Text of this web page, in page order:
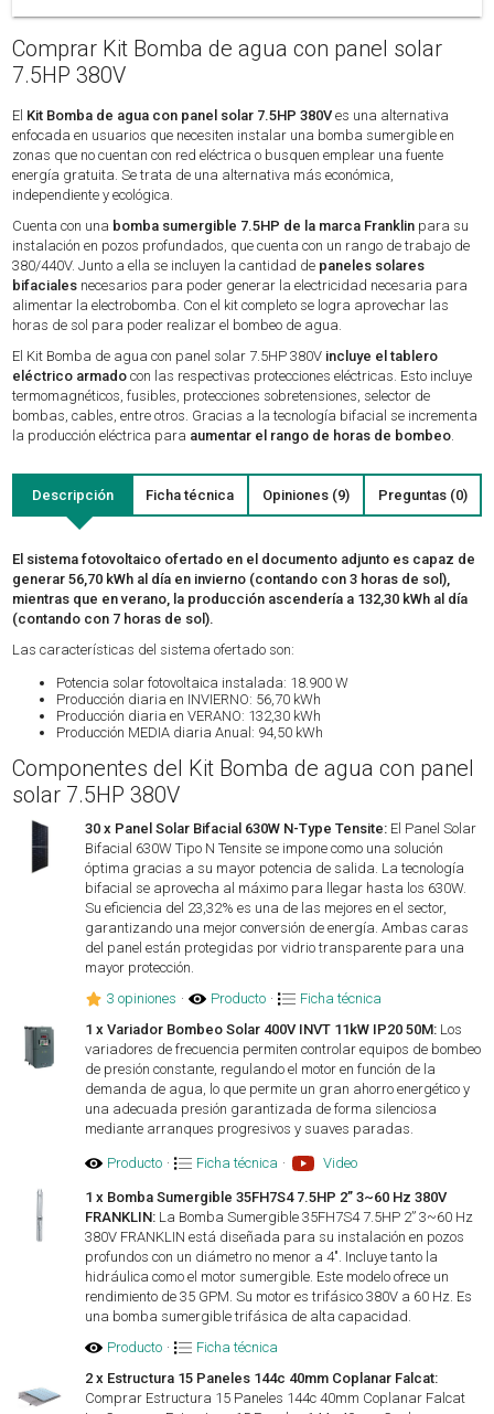
Comprar Kit Bomba de agua con panel solar
7.5HP 380V
El Kit Bomba de agua con panel solar 7.5HP 380Ves una alternativa
enfocada en usuarios que necesiten instalar una bomba sumergible en
zonas que no cuentan con red eléctrica o busquen emplear una fuente
energía gratuita. Se trata de una alternativa más económica,
independiente y ecológica.
Cuenta con una bomba sumergible 7.5HP de la marca Franklin para su
instalación en pozos profundados, que cuenta con un rango de trabajo de
380/440V. Junto a ella se incluyen la cantidad de paneles solares
bifaciales necesarios para poder generar la electricidad necesaria para
alimentar la electrobomba. Con el kit completo se logra aprovechar las
horas de sol para poder realizar el bombeo de agua.
El Kit Bomba de agua con panel solar 7.5HP 380V incluye el tablero
eléctrico armadocon las respectivas protecciones eléctricas. Esto incluye
termomagnéticos, fusibles, protecciones sobretensiones, selector de
bombas, cables, entre otros. Gracias a la tecnología bifacial se incrementa
la producción eléctrica para aumentar el rango de horas de bombeo.
Descripción Ficha técnica Opiniones (9) Preguntas (0)
El sistema fotovoltaico ofertado en el documento adjunto es capaz de
generar 56,70 kWh al día en invierno (contando con 3 horas de sol),
mientras que en verano, la producción ascendería a 132,30 kWh al día
(contando con 7 horas de sol).
Las características del sistema ofertado son:
Potencia solar fotovoltaica instalada: 18.900 W
Producción diaria en INVIERNO: 56,70 kWh
Producción diaria en VERANO: 132,30 kWh
Producción MEDIA diaria Anual: 94,50 kWh
Componentes del Kit Bomba de agua con panel
solar 7.5HP 380V
30 x Panel Solar Bifacial 630W N-Type Tensite: El Panel Solar
Bifacial 630W Tipo N Tensite se impone como una solución
óptima gracias a su mayor potencia de salida. La tecnología
bifacial se aprovecha al máximo para llegar hasta los 630W.
Su eficiencia del 23,32% es una de las mejores en el sector,
garantizando una mejor conversión de energía. Ambas caras
del panel están protegidas por vidrio transparente para una
mayor protección.
3 opiniones · Producto ·
Ficha técnica
1 x Variador Bombeo Solar 400V INVT 11kW IP20 50M: Los
variadores de frecuencia permiten controlar equipos de bombeo
de presión constante, regulando el motor en función de la
demanda de agua, lo que permite un gran ahorro energético y
una adecuada presión garantizada de forma silenciosa
mediante arranques progresivos y suaves paradas.
Producto · Ficha técnica · Video
1 x Bomba Sumergible 35FH7S4 7.5HP 2” 3~60 Hz 380V
FRANKLIN: La Bomba Sumergible 35FH7S4 7.5HP 2” 3~60 Hz
380V FRANKLIN está diseñada para su instalación en pozos
profundos con un diámetro no menor a 4". Incluye tanto la
hidráulica como el motor sumergible. Este modelo ofrece un
rendimiento de 35 GPM. Su motor es trifásico 380V a 60 Hz. Es
una bomba sumergible trifásica de alta capacidad.
Producto ·
Ficha técnica
2 x Estructura 15 Paneles 144c 40mm Coplanar Falcat:
Comprar Estructura 15 Paneles 144c 40mm Coplanar Falcat